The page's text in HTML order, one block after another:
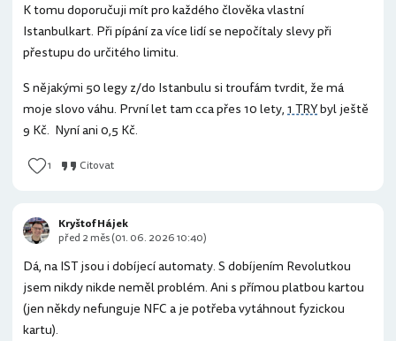
K tomu doporučuji mít pro každého člověka vlastní
Istanbulkart. Při pípání za více lidí se nepočítaly slevy při
přestupu do určitého limitu.
S nějakými 50 legy z/do Istanbulu si troufám tvrdit, že má
moje slovo váhu. První let tam cca přes 10 lety,1 TRYbyl ještě
9 Kč. Nyní ani 0,5 Kč.
1 Citovat
Dá, na IST jsou i dobíjecí automaty. S dobíjením Revolutkou
jsem nikdy nikde neměl problém. Ani s přímou platbou kartou
(jen někdy nefunguje NFC a je potřeba vytáhnout fyzickou
kartu).
Kryštof Hájek
před 2 měs (01. 06. 2026 10:40)